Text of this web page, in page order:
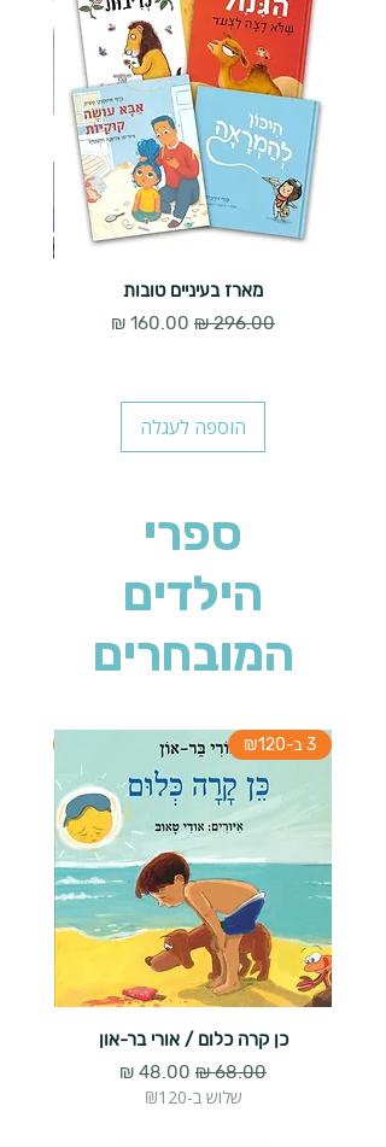
מארז בעיניים טובות
מחיר רגיל
מחיר מבצע
הוספה לעגלה
ספרי
הילדים
המובחרים
3 ב-₪120
כן קרה כלום / אורי בר-און
מחיר רגיל מחיר מבצע
שלוש ב-₪120